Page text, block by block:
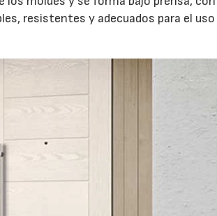
resistentes y adecuados para el uso